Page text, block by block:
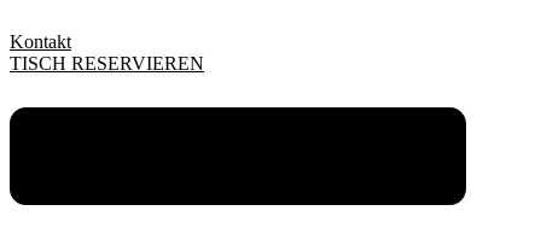
Kontakt
TISCH RESERVIEREN